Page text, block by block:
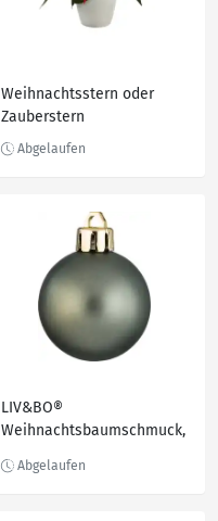
Weihnachtsstern oder
Zauberstern
LIV&BO®
Weihnachtsbaumschmuck,